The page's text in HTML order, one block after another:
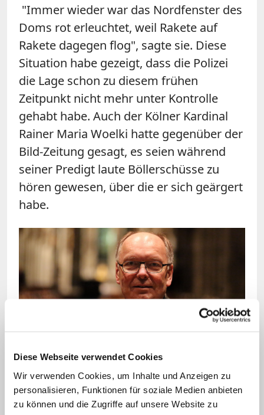
Diese Webseite verwendet Cookies
Wir verwenden Cookies, um Inhalte und Anzeigen zu
personalisieren, Funktionen für soziale Medien anbieten
zu können und die Zugriffe auf unsere Website zu
"Immer wieder war das Nordfenster des
Doms rot erleuchtet, weil Rakete auf
Rakete dagegen flog", sagte sie. Diese
Situation habe gezeigt, dass die Polizei
die Lage schon zu diesem frühen
Zeitpunkt nicht mehr unter Kontrolle
gehabt habe. Auch der Kölner Kardinal
Rainer Maria Woelki hatte gegenüber der
Bild-Zeitung gesagt, es seien während
seiner Predigt laute Böllerschüsse zu
hören gewesen, über die er sich geärgert
habe.
Der Kölner Dompropst Bachner wies nun